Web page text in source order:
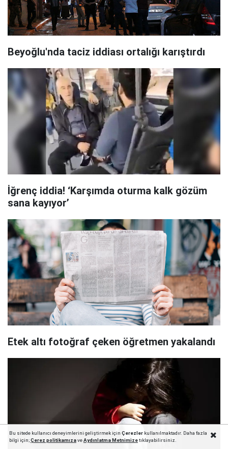
Beyoğlu'nda taciz iddiası ortalığı karıştırdı
İğrenç iddia! ‘Karşımda oturma kalk gözüm
sana kayıyor’
Etek altı fotoğraf çeken öğretmen yakalandı
Bu sitede kullanıcı deneyimlerini geliştirmek için Çerezlerkullanılmaktadır. Daha fazla
bilgi için;Çerez politikamızaveAydınlatma Metnimizetıklayabilirsiniz.